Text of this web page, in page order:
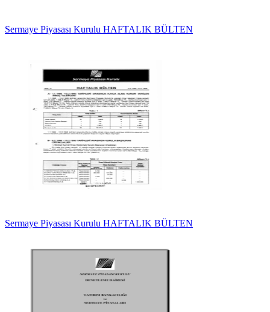
Sermaye Piyasası Kurulu HAFTALIK BÜLTEN
Sermaye Piyasası Kurulu HAFTALIK BÜLTEN